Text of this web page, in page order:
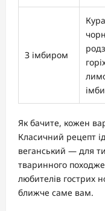
З імбиром
Як бачите, кожен
Класичний рецепт
веганський — для
тваринного
любителів гострих
ближче саме вам.